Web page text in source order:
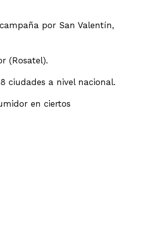
por San Valentín,
(Rosatel).
ciudades a nivel nacional.
en ciertos